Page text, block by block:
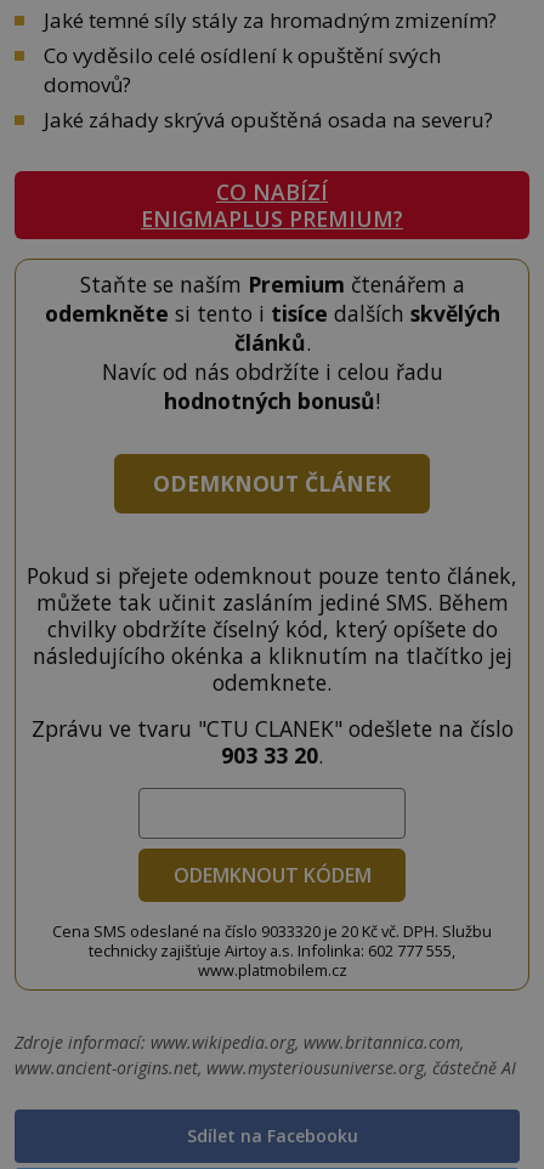
Jaké temné síly stály za hromadným zmizením?
Co vyděsilo celé osídlení k opuštění svých
domovů?
Jaké záhady skrývá opuštěná osada na severu?
CO NABÍZÍ
ENIGMAPLUS PREMIUM?
Staňte se naším Premium čtenářem a
odemkněte si tento i tisíce dalších skvělých
článků.
Navíc od nás obdržíte i celou řadu
hodnotných bonusů!
ODEMKNOUT ČLÁNEK
Pokud si přejete odemknout pouze tento článek,
můžete tak učinit zasláním jediné SMS. Během
chvilky obdržíte číselný kód, který opíšete do
následujícího okénka a kliknutím na tlačítko jej
odemknete.
Zprávu ve tvaru "CTU CLANEK" odešlete na číslo
903 33 20.
ODEMKNOUT KÓDEM
Cena SMS odeslané na číslo 9033320 je 20 Kč vč. DPH. Službu
technicky zajišťuje Airtoy a.s. Infolinka: 602 777 555,
www.platmobilem.cz
Zdroje informací: www.wikipedia.org, www.britannica.com,
www.ancient-origins.net, www.mysteriousuniverse.org, částečně AI
Sdílet na Facebooku